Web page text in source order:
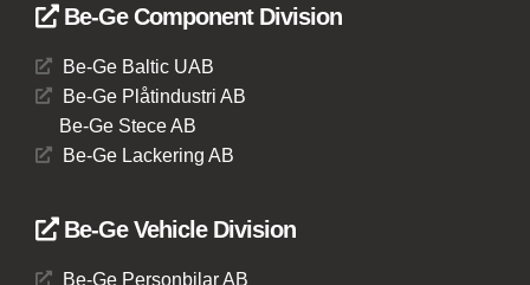
Be-Ge Component Division
Be-Ge Baltic UAB
Be-Ge Plåtindustri AB
Be-Ge Stece AB
Be-Ge Lackering AB
Be-Ge Vehicle Division
Be-Ge Personbilar AB